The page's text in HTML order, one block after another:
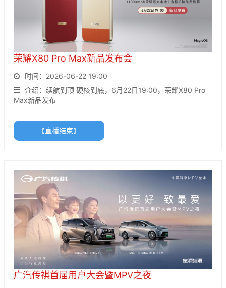
荣耀X80 Pro Max新品发布会
时间：2026-06-22 19:00
介绍：续航到顶 硬核到底，6月22日19:00，荣耀X80 Pro
Max新品发布
【直播结束】
广汽传祺首届用户大会暨MPV之夜